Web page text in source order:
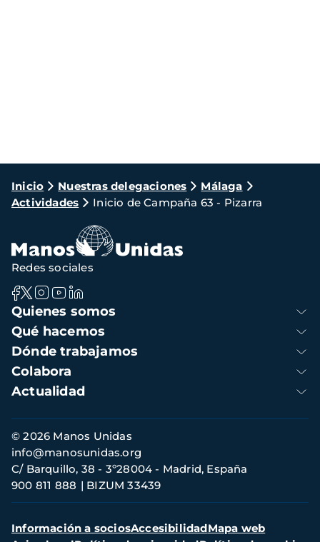
Ruta
de
navegación
Inicio Nuestras delegaciones
Málaga
Actividades
Inicio de Campaña 63 - Pizarra
Navegación
principal
Quienes somos
Qué hacemos
Dónde trabajamos
Colabora
Actualidad
Redes sociales
Información
de
contacto
© 2026 Manos Unidas
C/ Barquillo, 38 - 3º28004 - Madrid, España
900 811 888
BIZUM 33439
info@manosunidas.org
Menú
Información a sociosAccesibilidadMapa web